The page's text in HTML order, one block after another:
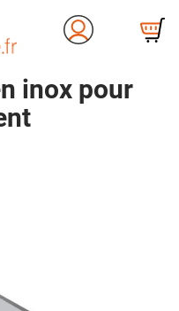
inox pour